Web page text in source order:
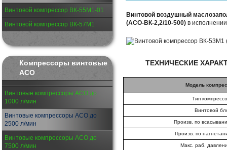
Винтовой компрессор ВК-55М1-01
Винтовой компрессор ВК-57М1
Компрессоры винтовые
АСО
Винтовые компрессоры АСО до
1000 л/мин
Винтовые компрессоры АСО до
2500 л/мин
Винтовые компрессоры АСО до
7500 л/мин
Винтовой воздушный
(АСО-ВК-2,2/10-500) в
ТЕХНИЧЕСКИЕ
Модель
Тип
Винтовой
Произв. по
Произв. по
Макс. раб.